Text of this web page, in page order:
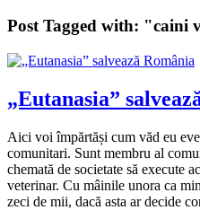
Post Tagged with: "caini
„Eutanasia”
Aici voi împărtăși cum văd eu
comunitari. Sunt membru al
chemată de societate să execute
veterinar. Cu mâinile unora ca
zeci de mii, dacă asta ar decide